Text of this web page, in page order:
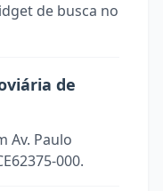
de busca no
de
Av. Paulo
000.